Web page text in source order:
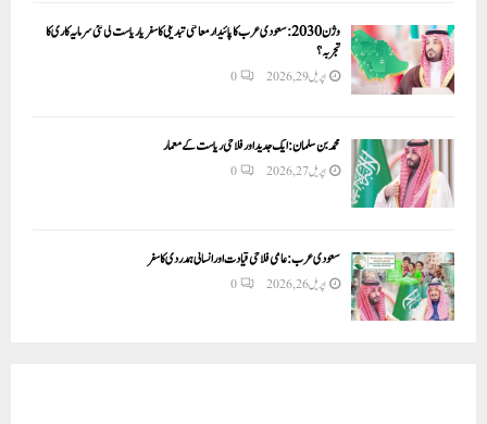
وژن 2030:سعودی عرب کا پائیدار معاشی تبدیلی کا سفر یا ریاست کی نئی سرمایہ کاری کا
تجربہ؟
اپریل 29, 2026 0
محمد بن سلمان: ایک جدید اور فلاحی ریاست کے معمار
اپریل 27, 2026 0
سعودی عرب: عالمی فلاحی قیادت اور انسانی ہمدردی کا سفر
اپریل 26, 2026 0